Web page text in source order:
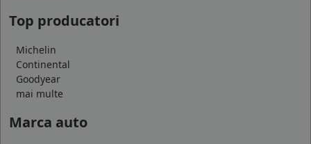
Top producatori
Michelin
Continental
Goodyear
mai multe
Marca auto